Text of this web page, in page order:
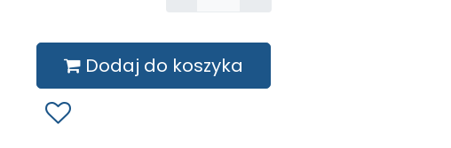
Dodaj do koszyka